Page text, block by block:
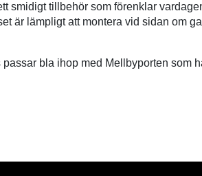
smidigt tillbehör som förenklar
är lämpligt att montera vid sidan om
bla ihop med Mellbyporten som